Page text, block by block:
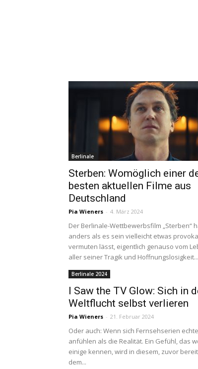
Berlinale
Sterben: Womöglich einer
besten aktuellen Filme aus
Deutschland
Pia Wieners - 4. März 2024
Der Berlinale-Wettbewerbsfilm „Sterben“
anders als es sein vielleicht etwas
vermuten lässt, eigentlich genauso vom
aller seiner Tragik und
Berlinale 2024
I Saw the TV Glow: Sich in
Weltflucht selbst verlieren
Pia Wieners - 21. Februar 2024
Oder auch: Wenn sich Fernsehserien
anfühlen als die Realität. Ein Gefühl, das
einige kennen, wird in diesem, zuvor
dem...